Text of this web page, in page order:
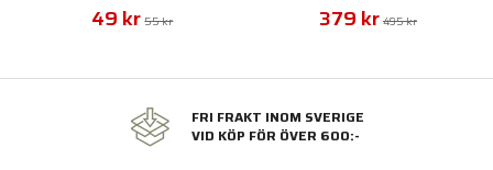
49 kr 55 kr 379 kr 495 kr
FRI FRAKT INOM SVERIGE
VID KÖP FÖR ÖVER 600:-